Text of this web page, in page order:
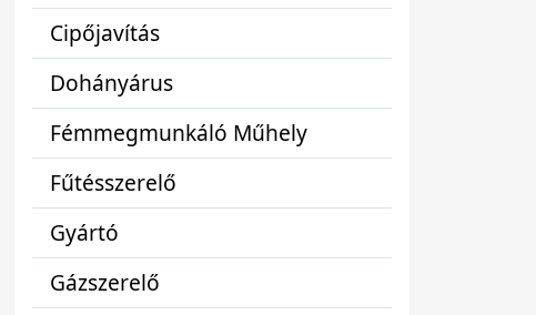
Cipőjavítás
Dohányárus
Fémmegmunkáló Műhely
Fűtésszerelő
Gyártó
Gázszerelő